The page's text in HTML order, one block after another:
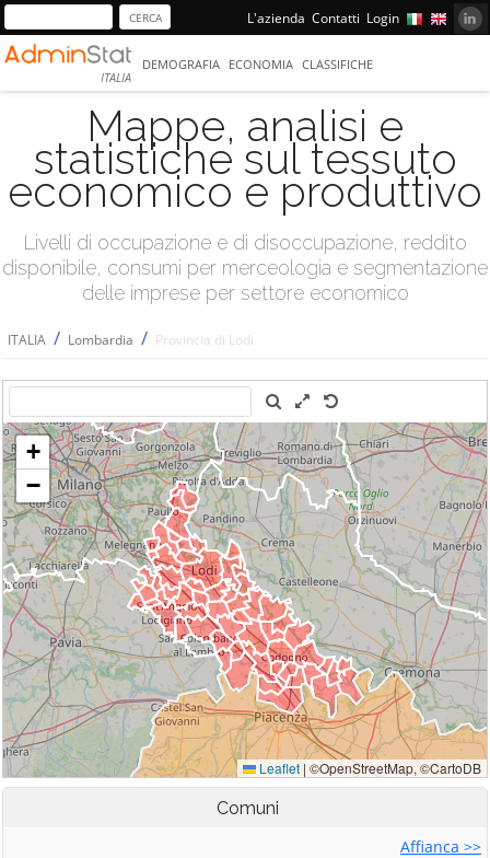
L'azienda Contatti Login
ITALIA
DEMOGRAFIA ECONOMIA CLASSIFICHE
Mappe, analisi e
statistiche sul tessuto
economico e produttivo
Livelli di occupazione e di disoccupazione, reddito
disponibile, consumi per merceologia e segmentazione
delle imprese per settore economico
ITALIA / Lombardia / Provincia di Lodi
Comuni
Affianca >>